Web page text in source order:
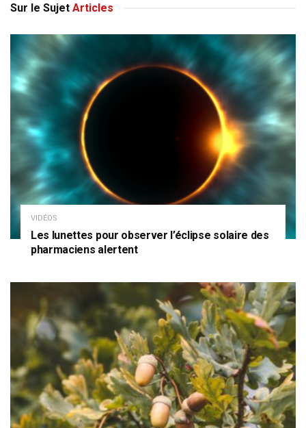
Sur le Sujet Articles
VIDÉOS
Les lunettes pour observer l’éclipse solaire des
pharmaciens alertent